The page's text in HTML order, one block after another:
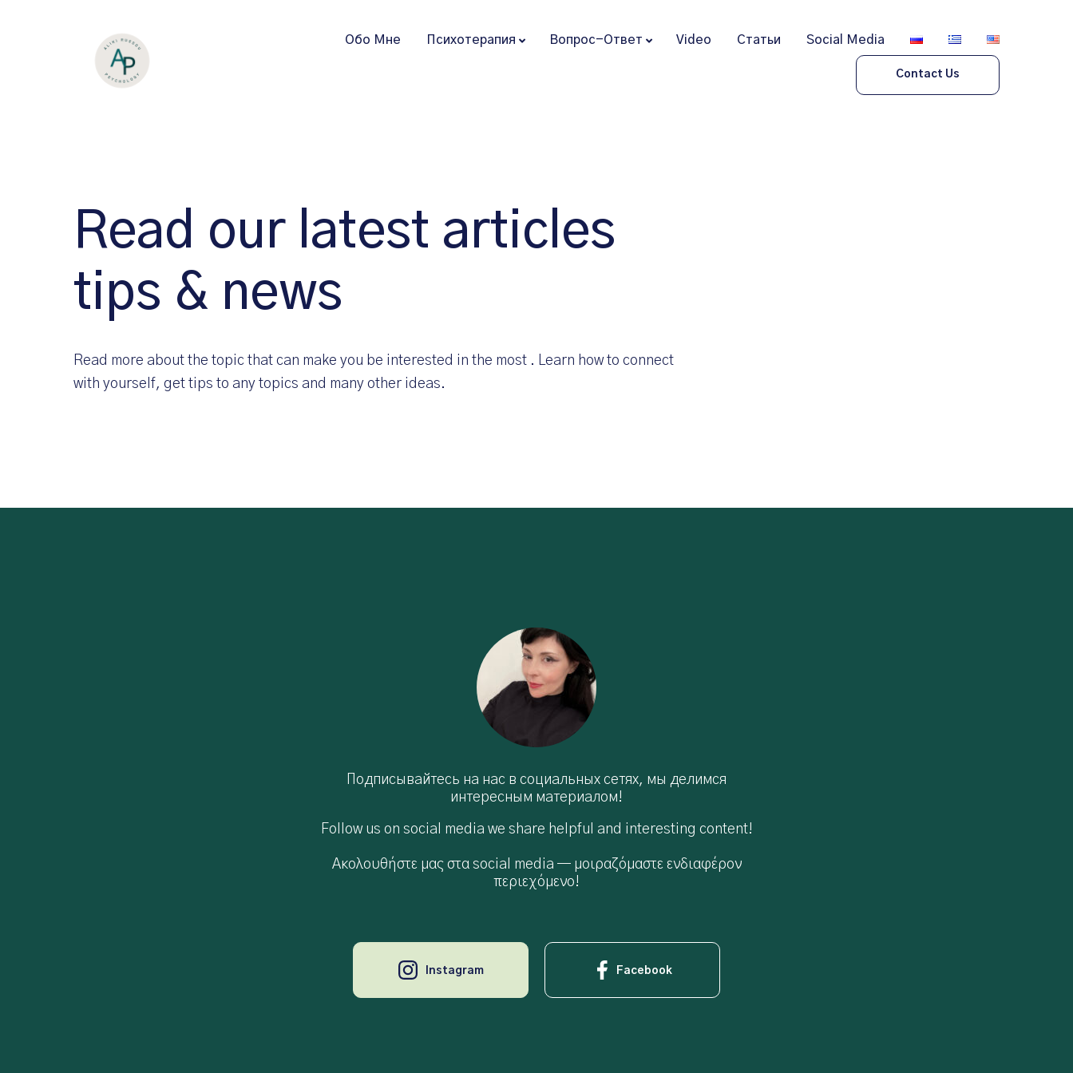
Обо Мне Психотерапия Вопрос-Ответ Video Статьи Social Media
Contact Us
Read our latest articles
tips & news
Read more about the topic that can make you be interested in the most . Learn how to connect
with yourself, get tips to any topics and many other ideas.
Подписывайтесь на нас в социальных сетях, мы делимся
интересным материалом!
Follow us on social media we share helpful and interesting content!
Ακολουθήστε μας στα social media — μοιραζόμαστε ενδιαφέρον
περιεχόμενο!
Instagram Facebook